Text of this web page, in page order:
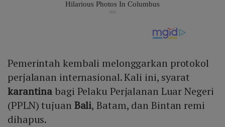
Pemerintah kembali melonggarkan protokol
perjalanan internasional. Kali ini, syarat
karantinabagi Pelaku Perjalanan Luar Negeri
(PPLN) tujuan Bali, Batam, dan Bintan remi
dihapus.